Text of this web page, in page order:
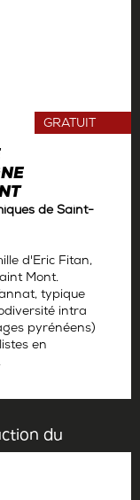
GRATUIT
de Saint-
d'Eric Fitan,
Mont.
typique
intra
pyrénéens)
en